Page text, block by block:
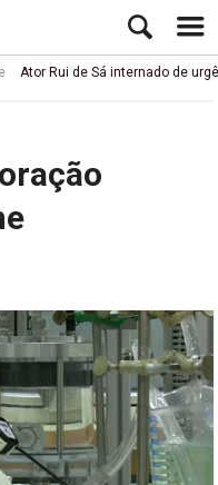
Rui de Sá internado de urgência